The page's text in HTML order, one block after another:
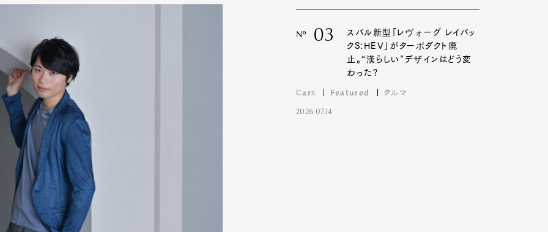
Nº 03
スバル新型「レヴォーグ レイバッ
クS:HEV」がターボダクト廃
止。“漢らしい”デザインはどう変
わった?
Cars Featured クルマ
2026.07.14